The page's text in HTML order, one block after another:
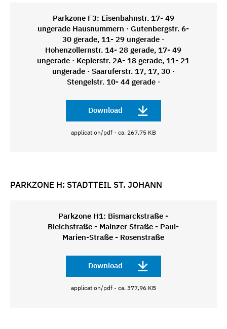
Parkzone F3: Eisenbahnstr. 17- 49
ungerade Hausnummern · Gutenbergstr. 6-
30 gerade, 11- 29 ungerade ·
Hohenzollernstr. 14- 28 gerade, 17- 49
ungerade · Keplerstr. 2A- 18 gerade, 11- 21
ungerade · Saaruferstr. 17, 17, 30 ·
Stengelstr. 10- 44 gerade ·
Download
application/pdf - ca. 267,75 KB
PARKZONE H: STADTTEIL ST. JOHANN
Parkzone H1: Bismarckstraße -
Bleichstraße - Mainzer Straße - Paul-
Marien-Straße - Rosenstraße
Download
application/pdf - ca. 377,96 KB